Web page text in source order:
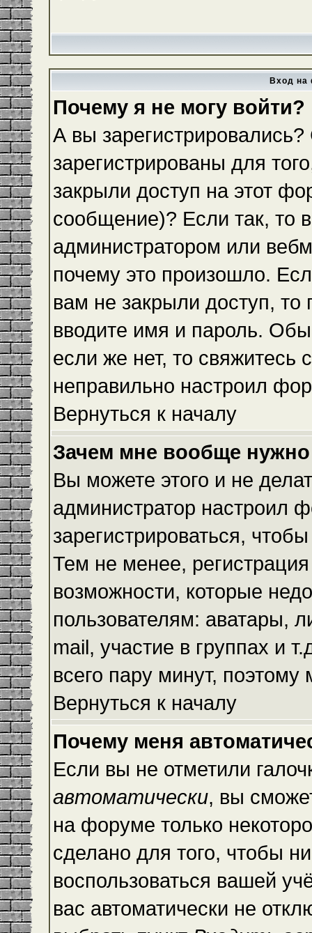
Вход на
Почему я не могу войти?
А вы
зарегистрированы для
закрыли доступ на этот
сообщение)? Если так, то
администратором или
почему это произошло.
вам не закрыли доступ,
вводите имя и пароль.
если же нет, то свяжитесь
неправильно настроил
Вернуться к началу
Зачем мне вообще нужно
Вы можете этого и не
администратор настроил
зарегистрироваться,
Тем не менее,
возможности, которые
пользователям: аватары,
mail, участие в группах и
всего пару минут,
Вернуться к началу
Почему меня
Если вы не отметили
автоматически, вы
на форуме только
сделано для того, чтобы
воспользоваться вашей
вас автоматически не